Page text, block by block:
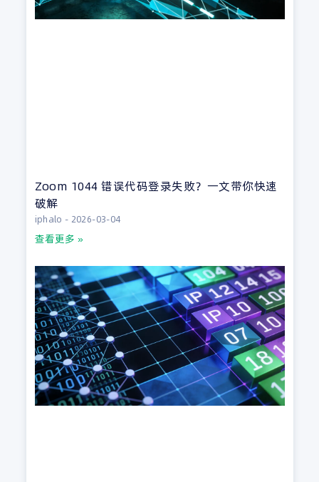
Zoom 1044 错误代码登录失败？一文带你快速
破解
iphalo 2026-03-04
查看更多 »